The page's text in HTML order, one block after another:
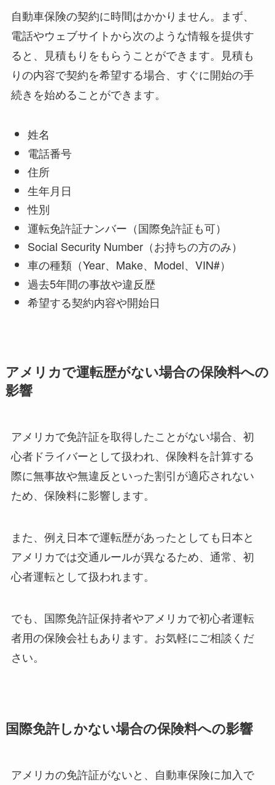
自動車保険の契約に時間はかかりません。まず、
電話やウェブサイトから次のような情報を提供す
ると、見積もりをもらうことができます。見積も
りの内容で契約を希望する場合、すぐに開始の手
続きを始めることができます。
姓名
電話番号
住所
生年月日
性別
運転免許証ナンバー（国際免許証も可）
Social Security Number（お持ちの方のみ）
車の種類（Year、Make、Model、VIN#）
過去5年間の事故や違反歴
希望する契約内容や開始日
アメリカで運転歴がない場合の保険料への
影響
アメリカで免許証を取得したことがない場合、初
心者ドライバーとして扱われ、保険料を計算する
際に無事故や無違反といった割引が適応されない
ため、保険料に影響します。
また、例え日本で運転歴があったとしても日本と
アメリカでは交通ルールが異なるため、通常、初
心者運転として扱われます。
でも、国際免許証保持者やアメリカで初心者運転
者用の保険会社もあります。お気軽にご相談くだ
さい。
国際免許しかない場合の保険料への影響
アメリカの免許証がないと、自動車保険に加入で